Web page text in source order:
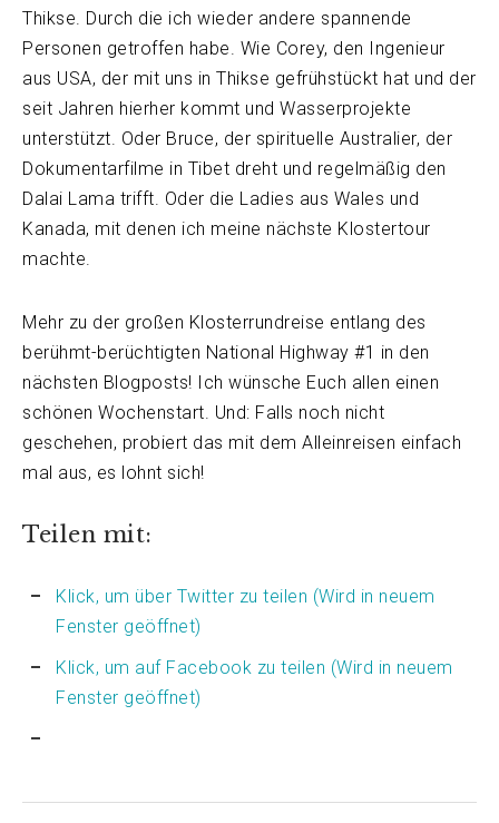
Thikse. Durch die ich wieder andere spannende
Personen getroffen habe. Wie Corey, den Ingenieur
aus USA, der mit uns in Thikse gefrühstückt hat und der
seit Jahren hierher kommt und Wasserprojekte
unterstützt. Oder Bruce, der spirituelle Australier, der
Dokumentarfilme in Tibet dreht und regelmäßig den
Dalai Lama trifft. Oder die Ladies aus Wales und
Kanada, mit denen ich meine nächste Klostertour
machte.
Mehr zu der großen Klosterrundreise entlang des
berühmt-berüchtigten National Highway #1 in den
nächsten Blogposts! Ich wünsche Euch allen einen
schönen Wochenstart. Und: Falls noch nicht
geschehen, probiert das mit dem Alleinreisen einfach
mal aus, es lohnt sich!
Teilen mit:
Klick, um über Twitter zu teilen (Wird in neuem
Fenster geöffnet)
Klick, um auf Facebook zu teilen (Wird in neuem
Fenster geöffnet)